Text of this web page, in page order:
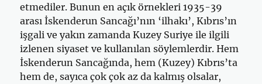
etmediler. Bunun en açık örnekleri 1935-39
arası İskenderun Sancağı’nın ‘ilhakı’, Kıbrıs’ın
işgali ve yakın zamanda Kuzey Suriye ile ilgili
izlenen siyaset ve kullanılan söylemlerdir. Hem
İskenderun Sancağında, hem (Kuzey) Kıbrıs’ta
hem de, sayıca çok çok az da kalmış olsalar,